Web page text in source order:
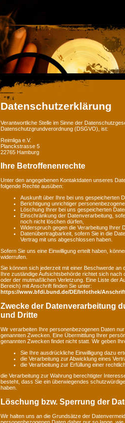
Datenschutzerklärung
Verantwortliche Stelle im Sinne der
Datenschutzgrundverordnung (DSGVO), ist:
Reimliga e.V.
Planckstrasse 5
22765 Hamburg
Ihre Betroffenenrechte
Unter den angegebenen Kontaktdaten unseres
folgende Rechte ausüben:
Auskunft über Ihre bei uns gespeicherten
Berichtigung unrichtiger
Löschung Ihrer bei uns gespeicherten
Einschränkung der Datenverarbeitung,
noch nicht löschen dürfen,
Widerspruch gegen die Verarbeitung Ihrer
Datenübertragbarkeit, sofern Sie in die
Vertrag mit uns abgeschlossen haben.
Sofern Sie uns eine Einwilligung erteilt haben,
widerrufen.
Sie können sich jederzeit mit einer Beschwerde an
Ihre zuständige Aufsichtsbehörde richtet sich
oder der mutmaßlichen Verletzung. Eine Liste der
Bereich) mit Anschrift finden Sie unter:
https://www.bfdi.bund.de/DE/Infothek/
Zwecke der Datenverarbeitung
und Dritte
Wir verarbeiten Ihre personenbezogenen Daten
genannten Zwecken. Eine Übermittlung Ihrer
genannten Zwecken findet nicht statt. Wir geben
Sie Ihre ausdrückliche Einwilligung dazu
die Verarbeitung zur Abwicklung eines
die Verarbeitung zur Erfüllung einer
die Verarbeitung zur Wahrung berechtigter
besteht, dass Sie ein überwiegendes
haben.
Löschung bzw. Sperrung der
Wir halten uns an die Grundsätze der